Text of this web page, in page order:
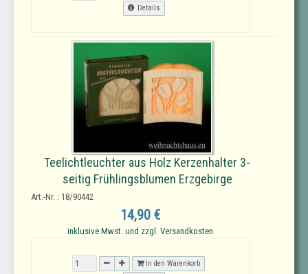
Details
Teelichtleuchter aus Holz Kerzenhalter 3-
seitig Frühlingsblumen Erzgebirge
Art.-Nr. : 18/90442
14,90 €
inklusive Mwst. und zzgl. Versandkosten
In den Warenkorb